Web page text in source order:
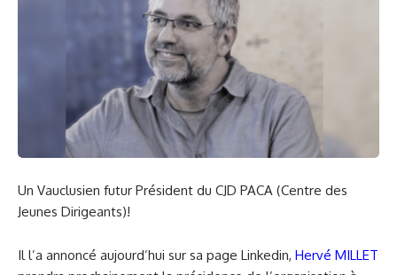
Un Vauclusien futur Président du CJD PACA (Centre des
Jeunes Dirigeants)!
Il l’a annoncé aujourd’hui sur sa page Linkedin, Hervé MILLET